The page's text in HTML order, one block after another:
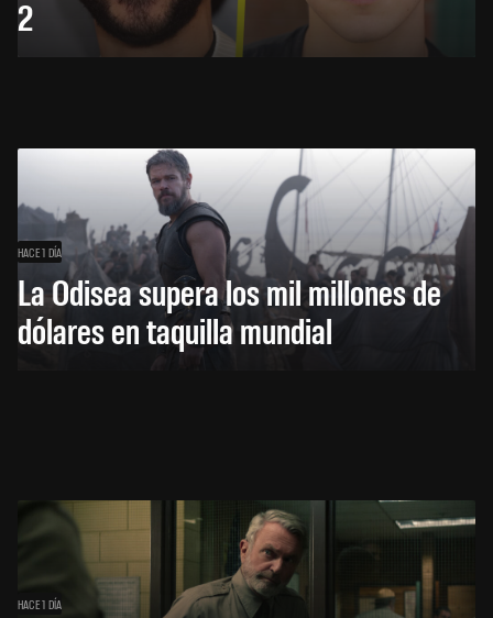
2
HACE 1 DÍA
La Odisea supera los mil millones de
dólares en taquilla mundial
HACE 1 DÍA